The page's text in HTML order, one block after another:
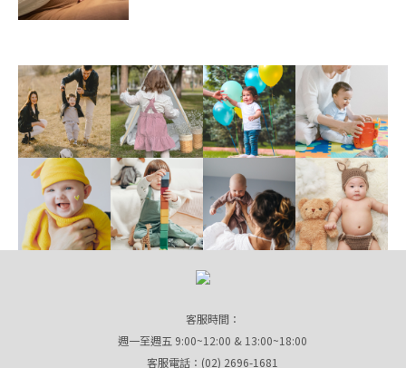
客服時間：
週一至週五 9:00~12:00 & 13:00~18:00
客服電話：(02) 2696-1681